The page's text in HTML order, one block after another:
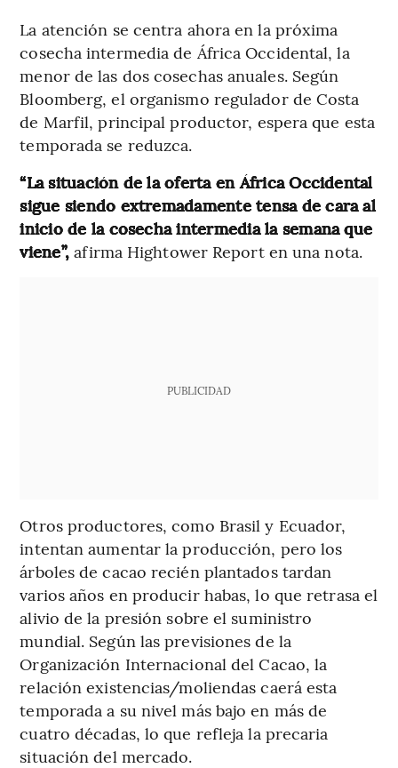
La atención se centra ahora en la próxima
cosecha intermedia de África Occidental, la
menor de las dos cosechas anuales. Según
Bloomberg, el organismo regulador de Costa
de Marfil, principal productor, espera que esta
temporada se reduzca.
“La situación de la oferta en África Occidental
sigue siendo extremadamente tensa de cara al
inicio de la cosecha intermedia la semana que
viene”,afirma Hightower Report en una nota.
PUBLICIDAD
Otros productores, como Brasil y Ecuador,
intentan aumentar la producción, pero los
árboles de cacao recién plantados tardan
varios años en producir habas, lo que retrasa el
alivio de la presión sobre el suministro
mundial. Según las previsiones de la
Organización Internacional del Cacao, la
relación existencias/moliendas caerá esta
temporada a su nivel más bajo en más de
cuatro décadas, lo que refleja la precaria
situación del mercado.